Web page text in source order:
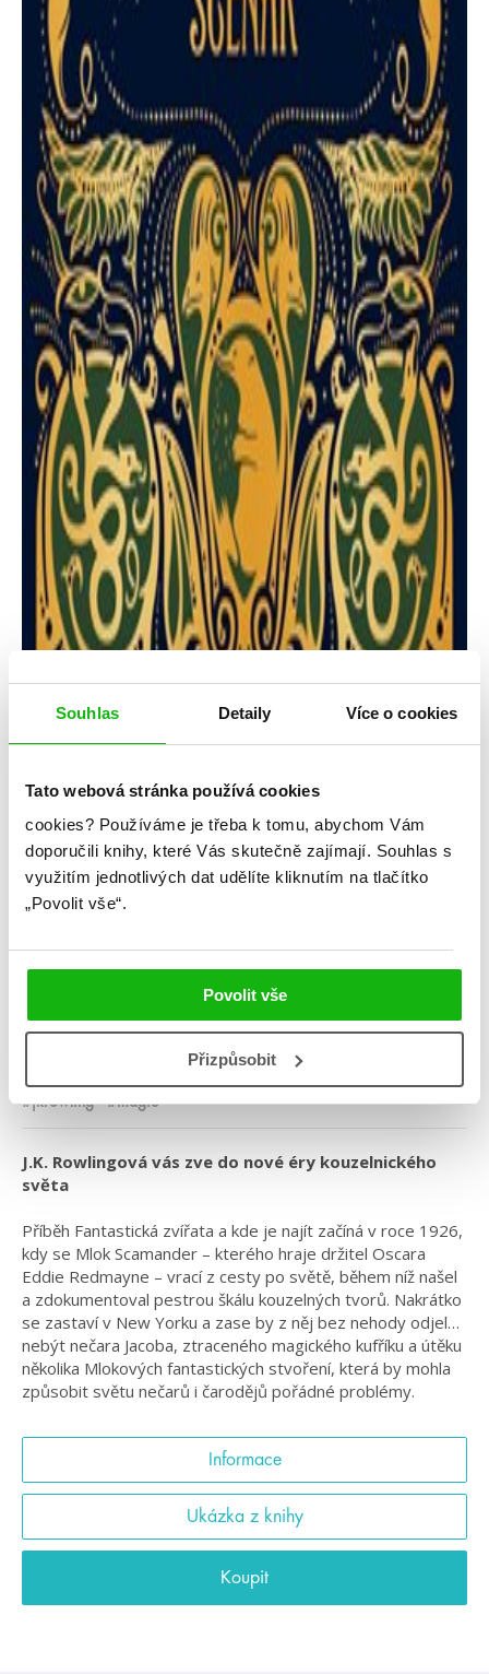
Souhlas Detaily Více o cookies
Tato webová stránka používá cookies
cookies? Používáme je třeba k tomu, abychom Vám
doporučili knihy, které Vás skutečně zajímají. Souhlas s
využitím jednotlivých dat udělíte kliknutím na tlačítko
„Povolit vše“.
Povolit vše
Přizpůsobit
Kategorie: young adult
Žánr: Fantasy
Fantastická zvířata a kde je najít –
původní scénář
J. K. Rowlingová
#jkrowling
#magie
J.K. Rowlingová vás zve do nové éry kouzelnického
světa
Příběh Fantastická zvířata a kde je najít začíná v roce 1926,
kdy se Mlok Scamander – kterého hraje držitel Oscara
Eddie Redmayne – vrací z cesty po světě, během níž našel
a zdokumentoval pestrou škálu kouzelných tvorů. Nakrátko
se zastaví v New Yorku a zase by z něj bez nehody odjel…
nebýt nečara Jacoba, ztraceného magického kufříku a útěku
několika Mlokových fantastických stvoření, která by mohla
způsobit světu nečarů i čarodějů pořádné problémy.
Informace
Ukázka z knihy
Koupit